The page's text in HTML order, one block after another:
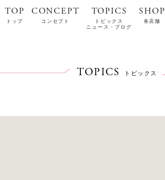
TOP
トップ
CONCEPT
コンセプト
TOPICS
トピックス
ニュース・ブログ
SHOP
各店舗
TOPICS トピックス